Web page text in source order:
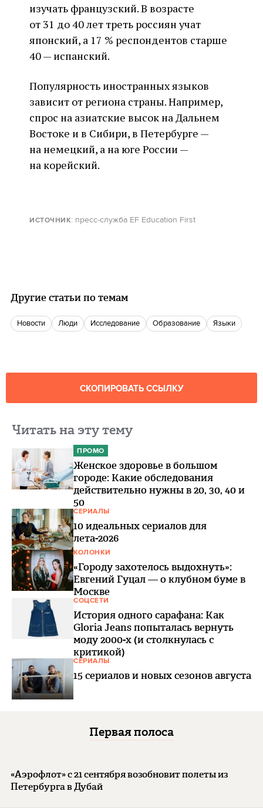
изучать французский. В возрасте
от 31 до 40 лет треть россиян учат
японский, а 17 % респондентов старше
40 — испанский.
Популярность иностранных языков
зависит от региона страны. Например,
спрос на азиатские высок на Дальнем
Востоке и в Сибири, в Петербурге —
на немецкий, а на юге России —
на корейский.
ИСТОЧНИК: пресс-служба EF Education First
Другие статьи по темам
новости люди Исследование Образование языки
СКОПИРОВАТЬ ССЫЛКУ
Читать на эту тему
ПРОМО
Женское здоровье в большом
городе: Какие обследования
действительно нужны в 20, 30, 40 и
50
СЕРИАЛЫ
10 идеальных сериалов для
лета-2026
КОЛОНКИ
«Городу захотелось выдохнуть»:
Евгений Гуцал — о клубном буме в
Москве
СОЦСЕТИ
История одного сарафана: Как
Gloria Jeans попыталась вернуть
моду 2000-х (и столкнулась с
критикой)
СЕРИАЛЫ
15 сериалов и новых сезонов августа
Первая полоса
«Аэрофлот» с 21 сентября возобновит полеты из
Петербурга в Дубай